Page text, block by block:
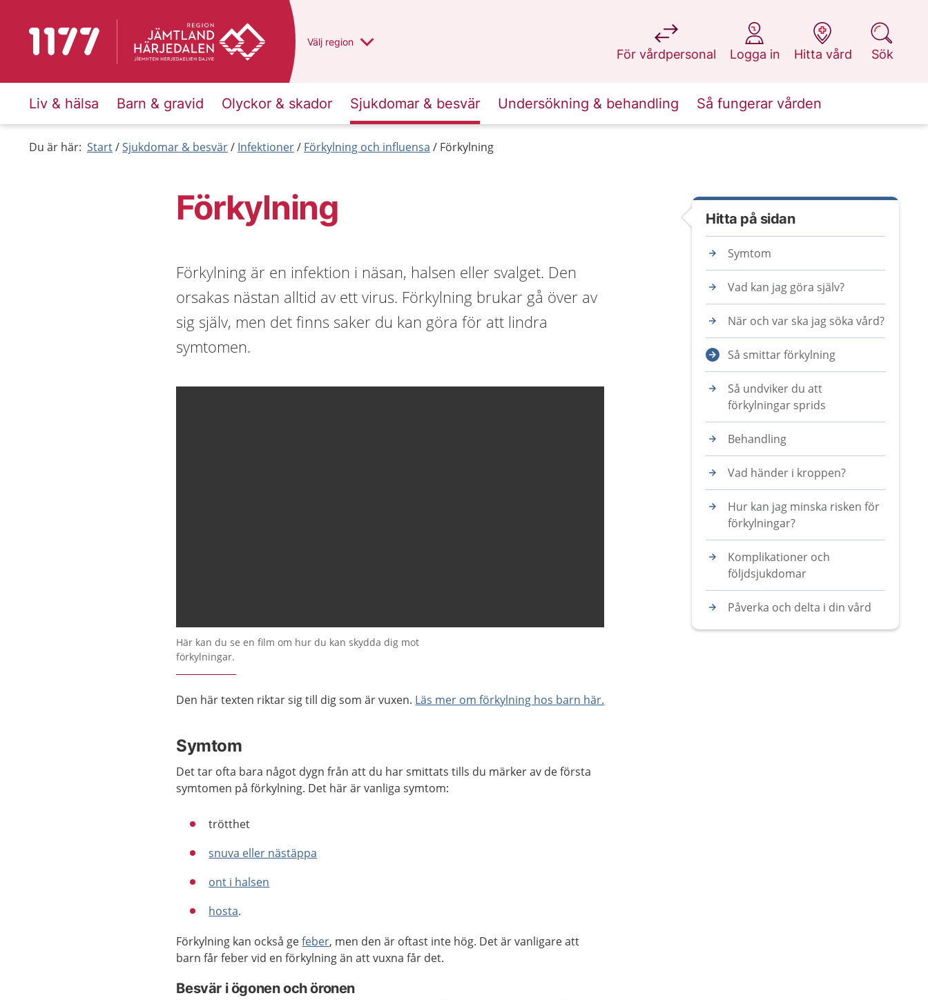
Till startsidan för 1177 Du har valt region
Välj en annan
region
För vårdpersonal
på 1177.se
Logga in
på 1177.se
Hitta vård
på 1177.se
Sök
på 1177.se
Liv & hälsa Barn & gravid Olyckor & skador Sjukdomar & besvär Undersökning & behandling Så fungerar vården
Du är här: Start Sjukdomar & besvär Infektioner Förkylning och influensa Förkylning
Förkylning
Förkylning är en infektion i näsan, halsen eller svalget. Den
orsakas nästan alltid av ett virus. Förkylning brukar gå över av
sig själv, men det finns saker du kan göra för att lindra
symtomen.
Här kan du se en film om hur du kan skydda dig mot
förkylningar.
Den här texten riktar sig till dig som är vuxen. Läs mer om förkylning hos barn här.
Symtom
Det tar ofta bara något dygn från att du har smittats tills du märker av de första
symtomen på förkylning. Det här är vanliga symtom:
trötthet
snuva eller nästäppa
ont i halsen
hosta.
Förkylning kan också gefeber, men den är oftast inte hög. Det är vanligare att
barn får feber vid en förkylning än att vuxna får det.
Besvär i ögonen och öronen
Hitta på sidan
Symtom
Vad kan jag göra själv?
När och var ska jag söka vård?
Så smittar förkylning
Så undviker du att
förkylningar sprids
Behandling
Vad händer i kroppen?
Hur kan jag minska risken för
förkylningar?
Komplikationer och
följdsjukdomar
Påverka och delta i din vård